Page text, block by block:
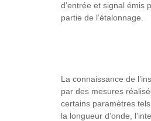
d’entrée et signal émis
partie de l’étalonnage.
La connaissance de
par des mesures
certains paramètres
la longueur d’onde,